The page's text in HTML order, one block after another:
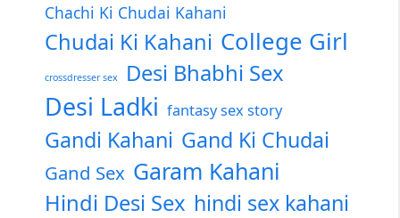
Chachi Ki Chudai Kahani
Chudai Ki Kahani College Girl
crossdresser sex Desi Bhabhi Sex
Desi Ladki fantasy sex story
Gandi Kahani Gand Ki Chudai
Gand Sex Garam Kahani
Hindi Desi Sex hindi sex kahani